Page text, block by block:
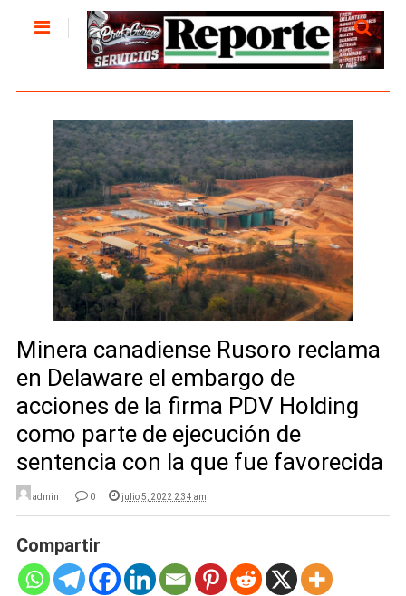
Minera canadiense Rusoro reclama
en Delaware el embargo de
acciones de la firma PDV Holding
como parte de ejecución de
sentencia con la que fue favorecida
admin 0 julio 5, 2022 2:34 am
Compartir